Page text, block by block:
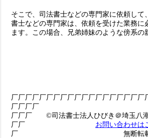
そこで、司法書士などの専門家に依頼し
書士などの専門家は、依頼を受けた業務
ます。この場合、兄弟姉妹のような傍系の
厂厂厂厂厂厂厂厂厂厂厂厂厂厂厂厂厂厂厂
厂厂厂厂
厂厂厂 ©司法書士法人ひびき＠埼玉八
厂厂 お問い合わせは
厂 無断転載禁